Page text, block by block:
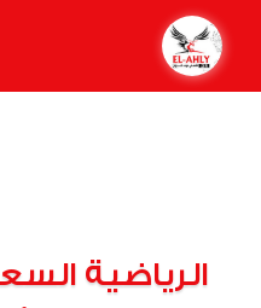
الرياضية